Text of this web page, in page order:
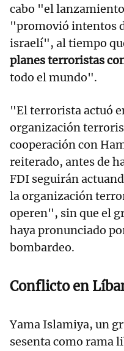
cabo "el
"promovió intentos
israelí", al tiempo
planes terroristas
todo el mundo".
"El terrorista actuó
organización
cooperación con
reiterado, antes de
FDI seguirán
la organización
operen", sin que el
haya pronunciado
bombardeo.
Conflicto en
Yama Islamiya, un
sesenta como rama